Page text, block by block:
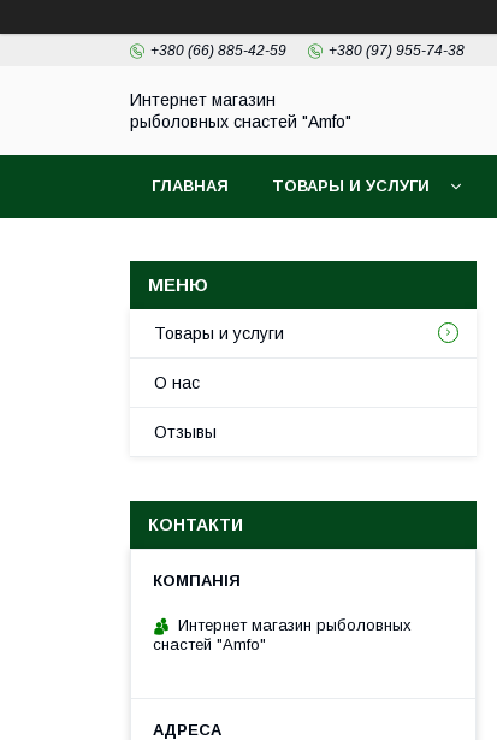
+380 (66) 885-42-59 +380 (97) 955-74-38
Интернет магазин
рыболовных снастей "Amfo"
ГЛАВНАЯ ТОВАРЫ И УСЛУГИ
Товары и услуги
О нас
Отзывы
КОНТАКТИ
Интернет магазин рыболовных
снастей "Amfo"